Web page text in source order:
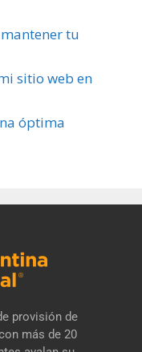
tu
sitio web en
óptima
provisión de
más de 20